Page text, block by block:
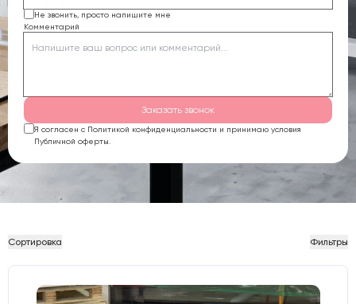
Не звонить, просто напишите мне
Комментарий
Заказать звонок
Я согласен с Политикой конфиденциальности и принимаю условия
Публичной оферты.
Сортировка Фильтры